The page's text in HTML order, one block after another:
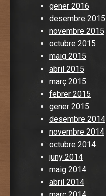
gener 2016
desembre 2015
novembre 2015
octubre 2015
maig 2015
abril 2015
març 2015
febrer 2015
gener 2015
desembre 2014
novembre 2014
octubre 2014
juny 2014
maig 2014
abril 2014